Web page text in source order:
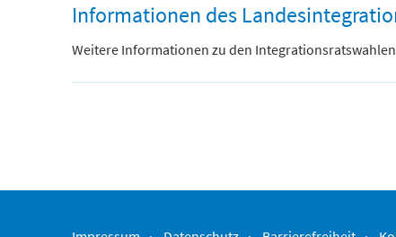
Informationen des
Weitere Informationen zu den Integrationsratswahlen